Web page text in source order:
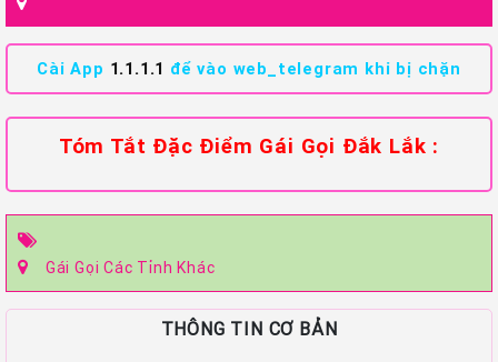
Cài App 1.1.1.1 để vào web_telegram khi bị chặn
Tóm Tắt Đặc Điểm Gái Gọi Đắk Lắk :
Gái Gọi Các Tỉnh Khác
THÔNG TIN CƠ BẢN